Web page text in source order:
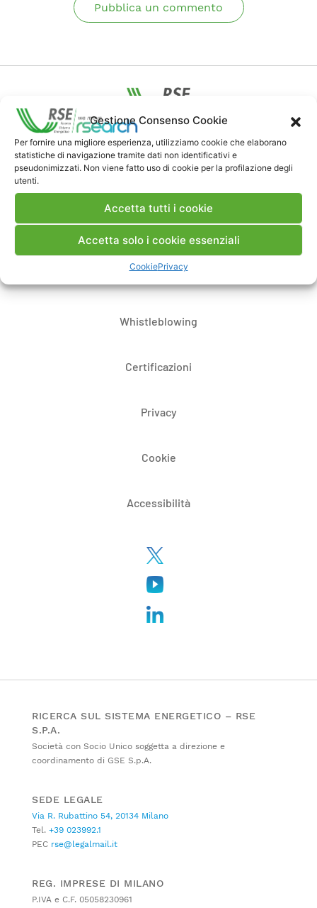
Gestione Consenso Cookie
Per fornire una migliore esperienza, utilizziamo cookie che elaborano
statistiche di navigazione tramite dati non identificativi e
pseudonimizzati. Non viene fatto uso di cookie per la profilazione degli
utenti.
Accetta tutti i cookie
Accetta solo i cookie essenziali
CookiePrivacy
Pubblica un commento
Contatti
Bandi di gara e contratti
Whistleblowing
Certificazioni
Privacy
Cookie
Accessibilità
RICERCA SUL SISTEMA ENERGETICO – RSE
S.P.A.
Società con Socio Unico soggetta a direzione e
coordinamento di GSE S.p.A.
SEDE LEGALE
Via R. Rubattino 54, 20134 Milano
Tel. +39 023992.1
PEC rse@legalmail.it
REG. IMPRESE DI MILANO
P.IVA e C.F. 05058230961